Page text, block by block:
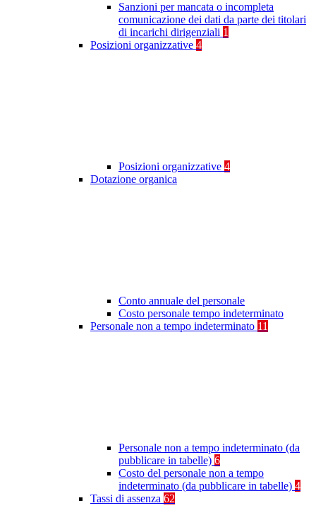
Sanzioni per mancata o incompleta
comunicazione dei dati da parte dei titolari
di incarichi dirigenziali 1
Posizioni organizzative 4
Posizioni organizzative 4
Dotazione organica
Conto annuale del personale
Costo personale tempo indeterminato
Personale non a tempo indeterminato 11
Personale non a tempo indeterminato (da
pubblicare in tabelle) 6
Costo del personale non a tempo
indeterminato (da pubblicare in tabelle) 4
Tassi di assenza 62